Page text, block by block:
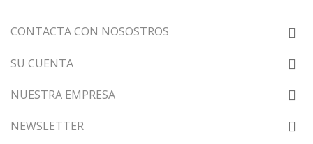
CONTACTA CON NOSOSTROS
SU CUENTA
NUESTRA EMPRESA
NEWSLETTER